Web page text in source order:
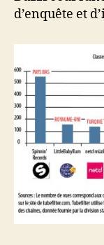
d’enquête et